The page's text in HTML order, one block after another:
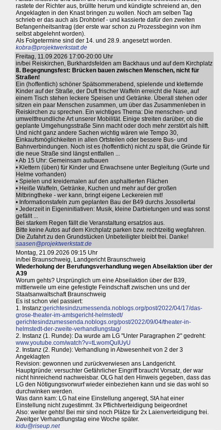
rastete der Richter aus, brüllte herum und kündigte schreiend an, den
Angeklagten in den Knast bringen zu wollen. Noch am selben Tag
schrieb er das auch als Drohbrief - und kassierte dafür den zweiten
Befangenheitsantrag (der erste war schon zu Prozessbeginn von ihm
selbst abgelehnt worden).
Als Folgetermine sind der 14. und 28.9. angesetzt worden.
kobra@projektwerkstatt.de
Freitag, 11.09.2026 17:00-20:00 Uhr
in/bei Reiskirchen, Burkhardsfelden am Backhaus und auf dem Kirchplatz
8. Begegnungsfest: Brücken bauen zwischen Menschen, nicht für
Straßen!
Ein (hoffentlich) schöner Spätsommerabend, spielende und kletternde
Kinder auf der Straße, der Duft frischer Waffeln erreicht die Nase, auf
einem Tisch stehen leckere Speisen und Getränke. Überall stehen oder
sitzen ein paar Menschen zusammen, um über das Zusammenleben in
Reiskirchen zu sprechen. Ein wichtiges Thema: Die menschen- und
umweltfreundliche Art unserer Mobilität. Einige streiten darüber, ob die
geplante Umgehungsstraße Sinn macht oder doch mehr zerstört als hilft.
Und nicht ganz andere Sachen wichtig wären wie Tempo 30,
Einkaufsmöglichkeiten in allen Ortsteilen oder bessere Bus- und
Bahnverbindungen. Noch ist es (hoffentlich) nicht zu spät, die Gründe für
die neue Straße sind längst entfallen ...
• Ab 15 Uhr: Gemeinsam aufbauen
• Klettern (üben) für Kinder und Erwachsene unter Begleitung (Gurte und
Helme vorhanden)
• Spielen und kreidemalen auf den asphaltierten Flächen
• Heiße Waffeln, Getränke, Kuchen und mehr auf der großen
Mitbringtheke - wer kann, bringt eigene Leckereien mit!
• Informationstafeln zum geplanten Bau der B49 durchs Jossollertal
• Jederzeit in Eigeninitiativen: Musik, kleine Darbietungen und was sonst
gefällt ...
Bei starkem Regen fällt die Veranstaltung ersatzlos aus.
Bitte keine Autos auf dem Kirchplatz parken bzw. rechtzeitig wegfahren.
Die Zufahrt zu den Grundstücken Unbeteiligter bleibt frei. Danke!
saasen@projektwerkstatt.de
Montag, 21.09.2026 09:15 Uhr
in/bei Braunschweig, Landgericht Braunschweig
Wiederholung der Berufungsverhandlung wegen Abseilaktion über der
A39
Worum gehts? Ursprünglich um eine Abseilaktion über der B39,
mittlerweile um eine gefestigte Feindschaft zwischen uns und der
Staatsanwaltschaft Braunschweig
Es ist schon viel passiert:
1. Instanz:gerichtesindzumessenda.noblogs.org/post/2022/04/17/das-
grose-theater-im-amtsgericht-helmstedt/
gerichtesindzumessenda.noblogs.org/post/2022/09/04/theater-in-
helmstedt-der-zweite-verhandlungstag/
2. Instanz (1. Runde): Da wurde am LG "Unter Paragraphen 2" gedreht:
www.youtube.com/watch?v=tLwomQuIUyU
2. Instanz (2. Runde): Verhandlung in Abwesenheit von 2 der 3
Angeklagten
Revision: gewonnen und zurückverwiesen ans Landgericht.
Hauptgründe: versuchter Gefährlicher Eingriff braucht Vorsatz, der war
nicht hinreichend nachweisbar. OLG hat den Hinweis gegeben, dass das
LG den Nötigungsvorwurf wieder einbeziehen kann und sie das wohl so
durchwinken werden.
Was dann kam: LG hat eine Einstellung angeregt, StA hat einer
Einstellung nicht zugestimmt. 3x Pflichtverteidigung beigeordnet
Also: weiter gehts! Bei mir sind noch Plätze für 2x Laienverteidigung frei.
Zweitger Verhandlungstag eine Woche später.
kidu@riseup.net